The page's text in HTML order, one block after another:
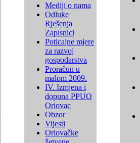
Mediji o nama
Odluke
Rješenja
Zapisnici
Poticajne mjere
za razvoj
gospodarstva
Proračun u
malom 2009.
IV. Izmjena i
dopuna PPUO
Oriovac
Obzor
Vijesti
Oriovačke